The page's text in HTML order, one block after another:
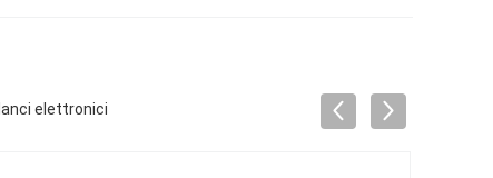
elettronici